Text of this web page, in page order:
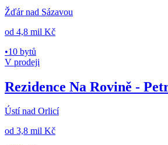
Žďár nad Sázavou
od 4,8 mil Kč
•10 bytů
V prodeji
Rezidence Na Rovině -
Ústí nad Orlicí
od 3,8 mil Kč